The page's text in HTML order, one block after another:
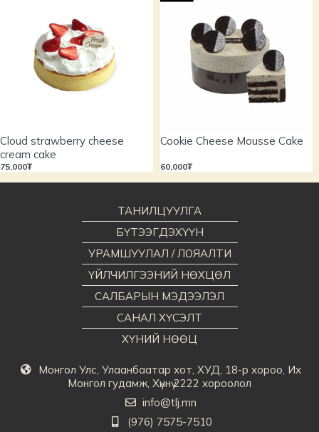
Cloud strawberry cheese
cream cake
75,000₮
Cookie Cheese Mousse Cake
60,000₮
Монгол Улс, Улаанбаатар хот, ХУД, 18-р хороо, Их
Монгол гудамж, Хүннү 2222 хороолол
info@tlj.mn
(976) 7575-7510
ТАНИЛЦУУЛГА
БҮТЭЭГДЭХҮҮН
УРАМШУУЛАЛ / ЛОЯАЛТИ
ҮЙЛЧИЛГЭЭНИЙ НӨХЦӨЛ
САЛБАРЫН МЭДЭЭЛЭЛ
САНАЛ ХҮСЭЛТ
ХҮНИЙ НӨӨЦ